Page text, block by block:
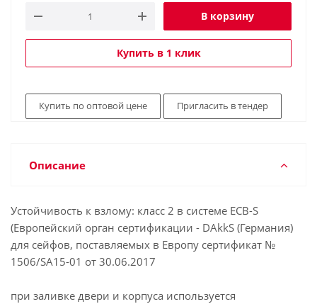
В корзину
Купить в 1 клик
Купить по оптовой цене Пригласить в тендер
Описание
Устойчивость к взлому: класс 2 в системе ECB-S
(Европейский орган сертификации - DAkkS (Германия)
для сейфов, поставляемых в Европу сертификат №
1506/SA15-01 от 30.06.2017
при заливке двери и корпуса используется